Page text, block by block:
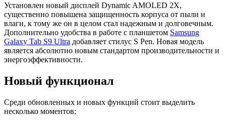
Установлен новый дисплей Dynamic AMOLED 2X,
существенно повышена защищенность корпуса от пыли и
влаги, к тому же он в целом стал надежным и долговечным.
Дополнительно удобства в работе с планшетом Samsung
Galaxy Tab S9 Ultra добавляет стилус S Pen. Новая модель
является абсолютно новым стандартом производительности и
энергоэффективности.
Новый функционал
Среди обновленных и новых функций стоит выделить
несколько моментов: